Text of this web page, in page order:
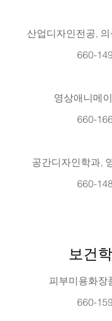
산업디자인전공,
660-
영상애니메
660-
공간디자인학과,
660-
보건
피부미용화장
660-